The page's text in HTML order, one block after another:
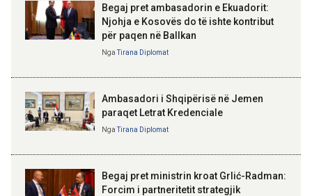
13:19 08-08-2026
Vijojnë punimet për Muzeun
Hebraik në Vlorë, Gonxhja:
Promovim i kujtesës së
IGJEO: Sot e nesër, nivel rreziku i
lartë për zjarre në tetë qarqe
Kosovë!
Begaj pret ambasadorin e Ekuadorit:
Njohja e Kosovës do të ishte kontribut
për paqen në Ballkan
NgaTirana Diplomat
Ambasadori i Shqipërisë në Jemen
paraqet Letrat Kredenciale
NgaTirana Diplomat
Begaj pret ministrin kroat Grlić-Radman:
Forcim i partneritetit strategjik